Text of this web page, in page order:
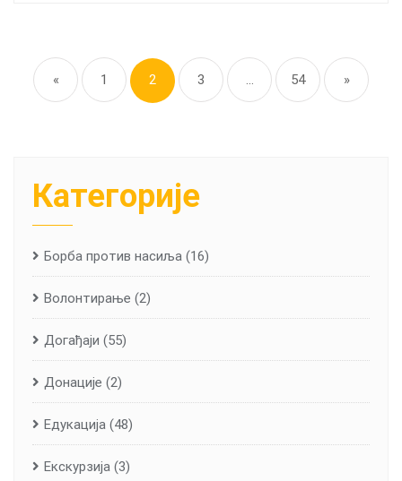
pagination
« 1 2 3 … 54 »
Категорије
Борба против насиља (16)
Волонтирање (2)
Догађаји (55)
Донације (2)
Едукација (48)
Екскурзија (3)